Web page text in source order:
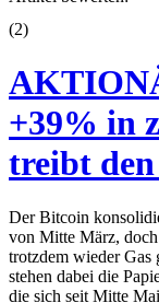
(2)
+39% in
treibt
Der Bitcoin
von Mitte März,
trotzdem wieder Gas
stehen dabei die
die sich seit Mitte